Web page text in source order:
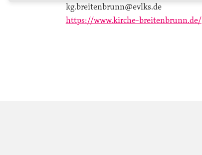
kg.breitenbrunn@evlks.de
https://www.kirche-breitenbrunn.de/